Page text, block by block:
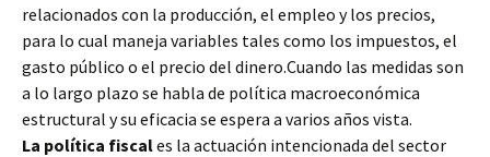
relacionados con la producción, el empleo y los precios,
para lo cual maneja variables tales como los impuestos, el
gasto público o el precio del dinero.Cuando las medidas son
a lo largo plazo se habla de política macroeconómica
estructural y su eficacia se espera a varios años vista.
La política fiscales la actuación intencionada del sector